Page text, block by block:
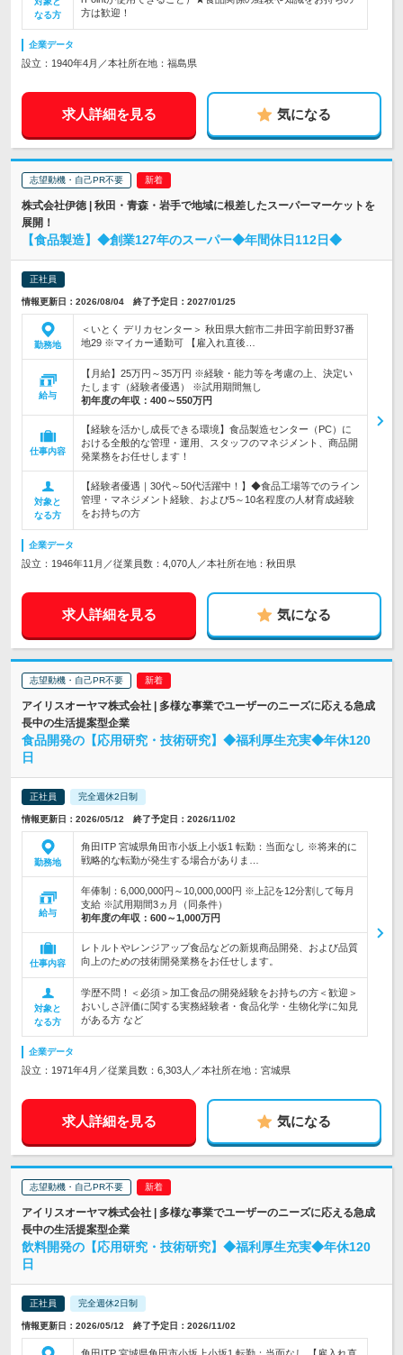
なる方
方は歓迎！
企業データ
設立：1940年4月／本社所在地：福島県
求人詳細を見る 気になる
志望動機・自己PR不要
株式会社伊徳 | 秋田・青森・岩手で地域に根差したスーパーマーケットを
展開！
【食品製造】◆創業127年のスーパー◆年間休日112日◆
正社員
情報更新日：2026/08/04 終了予定日：2027/01/25
勤務地
＜いとく デリカセンター＞ 秋田県大館市二井田字前田野37番
地29 ※マイカー通勤可 【雇入れ直後…
給与
【月給】25万円～35万円 ※経験・能力等を考慮の上、決定い
たします（経験者優遇） ※試用期間無し
初年度の年収： 400～550万円
仕事内容
【経験を活かし成長できる環境】食品製造センター（PC）に
おける全般的な管理・運用、スタッフのマネジメント、商品開
発業務をお任せします！
対象と
なる方
【経験者優遇｜30代～50代活躍中！】◆食品工場等でのライン
管理・マネジメント経験、および5～10名程度の人材育成経験
をお持ちの方
企業データ
設立：1946年11月／従業員数：4,070人／本社所在地：秋田県
求人詳細を見る 気になる
志望動機・自己PR不要
アイリスオーヤマ株式会社 | 多様な事業でユーザーのニーズに応える急成
長中の生活提案型企業
食品開発の【応用研究・技術研究】◆福利厚生充実◆年休120
日
正社員 完全週休2日制
情報更新日：2026/05/12 終了予定日：2026/11/02
勤務地
角田ITP 宮城県角田市小坂上小坂1 転勤：当面なし ※将来的に
戦略的な転勤が発生する場合がありま…
給与
年俸制：6,000,000円～10,000,000円 ※上記を12分割して毎月
支給 ※試用期間3ヵ月（同条件）
初年度の年収： 600～1,000万円
仕事内容
レトルトやレンジアップ食品などの新規商品開発、および品質
向上のための技術開発業務をお任せします。
対象と
なる方
学歴不問！＜必須＞加工食品の開発経験をお持ちの方＜歓迎＞
おいしさ評価に関する実務経験者・食品化学・生物化学に知見
がある方 など
企業データ
設立：1971年4月／従業員数：6,303人／本社所在地：宮城県
求人詳細を見る 気になる
志望動機・自己PR不要
アイリスオーヤマ株式会社 | 多様な事業でユーザーのニーズに応える急成
長中の生活提案型企業
飲料開発の【応用研究・技術研究】◆福利厚生充実◆年休120
日
正社員 完全週休2日制
情報更新日：2026/05/12 終了予定日：2026/11/02